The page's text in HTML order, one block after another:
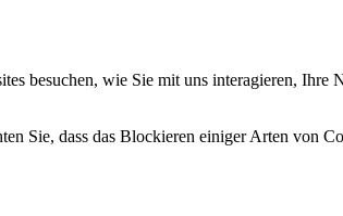
besuchen, wie Sie mit uns interagieren, Ihre
Sie, dass das Blockieren einiger Arten von